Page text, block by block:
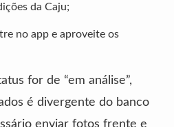
da Caju;
no app e aproveite os
for de “em análise”,
é divergente do banco
enviar fotos frente e